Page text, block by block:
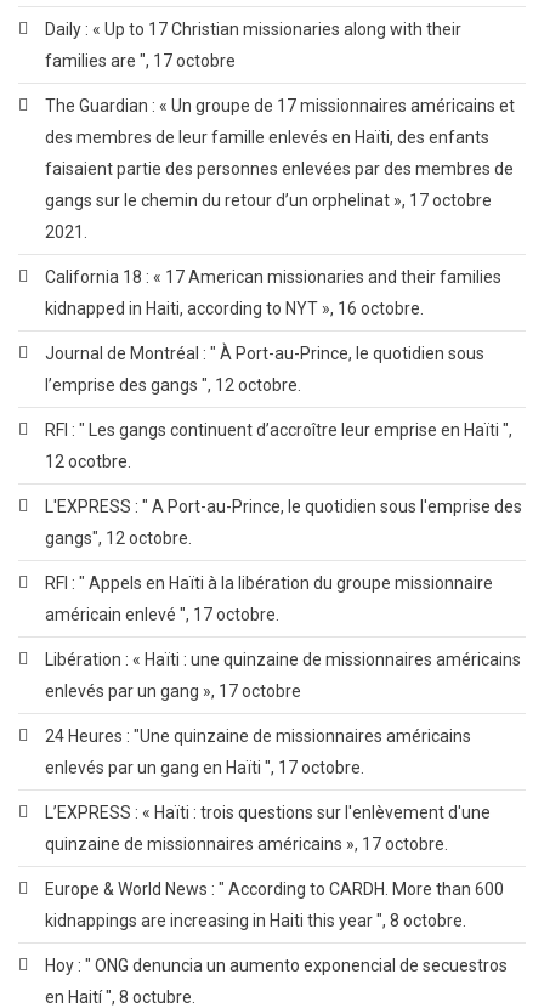
Daily : « Up to 17 Christian missionaries along with their
families are ", 17 octobre
The Guardian : « Un groupe de 17 missionnaires américains et
des membres de leur famille enlevés en Haïti, des enfants
faisaient partie des personnes enlevées par des membres de
gangs sur le chemin du retour d’un orphelinat », 17 octobre
2021.
California 18 : « 17 American missionaries and their families
kidnapped in Haiti, according to NYT », 16 octobre.
Journal de Montréal : " À Port-au-Prince, le quotidien sous
l’emprise des gangs ", 12 octobre.
RFI : " Les gangs continuent d’accroître leur emprise en Haïti ",
12 ocotbre.
L'EXPRESS : " A Port-au-Prince, le quotidien sous l'emprise des
gangs", 12 octobre.
RFI : " Appels en Haïti à la libération du groupe missionnaire
américain enlevé ", 17 octobre.
Libération : « Haïti : une quinzaine de missionnaires américains
enlevés par un gang », 17 octobre
24 Heures : "Une quinzaine de missionnaires américains
enlevés par un gang en Haïti ", 17 octobre.
L’EXPRESS : « Haïti : trois questions sur l'enlèvement d'une
quinzaine de missionnaires américains », 17 octobre.
Europe & World News : " According to CARDH. More than 600
kidnappings are increasing in Haiti this year ", 8 octobre.
Hoy : " ONG denuncia un aumento exponencial de secuestros
en Haití ", 8 octubre.